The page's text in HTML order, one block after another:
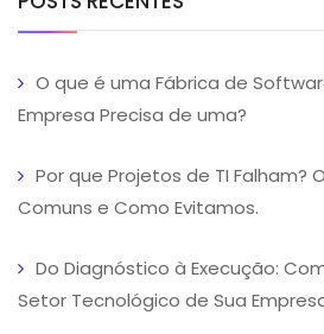
O que é uma Fábrica de
Empresa Precisa de uma?
Por que Projetos de TI Falham?
Comuns e Como Evitamos.
Do Diagnóstico à Execução:
Setor Tecnológico de Sua